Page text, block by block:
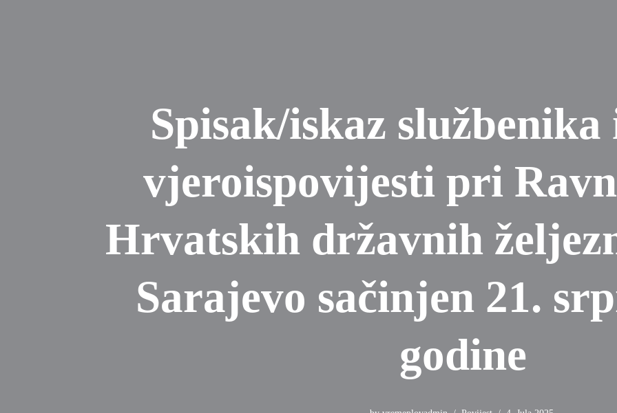
Spisak/iskaz službenika
vjeroispovijesti pri
Hrvatskih državnih
Sarajevo sačinjen 21.
godine